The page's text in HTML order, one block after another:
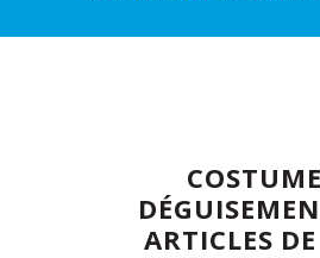
ARTICLES